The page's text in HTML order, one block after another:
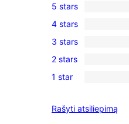
28
5-
star
reviews
5 stars
1
4-
star
review
4 stars
0
3-
star
3 stars
1
2-
review
2 stars
3
star
1 star
Rašyti atsiliepimą